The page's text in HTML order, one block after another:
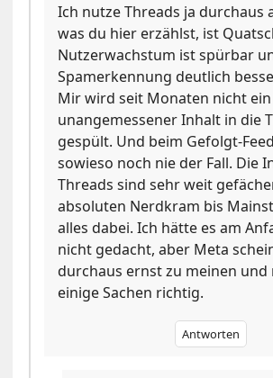
Ich nutze Threads ja durchaus
was du hier erzählst, ist
Nutzerwachstum ist spürbar
Spamerkennung deutlich
Mir wird seit Monaten nicht ein
unangemessener Inhalt in die
gespült. Und beim Gefolgt-
sowieso noch nie der Fall. Die
Threads sind sehr weit
absoluten Nerdkram bis
alles dabei. Ich hätte es am
nicht gedacht, aber Meta
durchaus ernst zu meinen
einige Sachen richtig.
Antworten